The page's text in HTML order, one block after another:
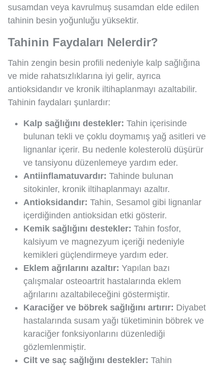
susamdan veya kavrulmuş susamdan elde edilen
tahinin besin yoğunluğu yüksektir.
Tahinin Faydaları Nelerdir?
Tahin zengin besin profili nedeniyle kalp sağlığına
ve mide rahatsızlıklarına iyi gelir, ayrıca
antioksidandır ve kronik iltihaplanmayı azaltabilir.
Tahinin faydaları şunlardır:
Kalp sağlığını destekler: Tahin içerisinde
bulunan tekli ve çoklu doymamış yağ asitleri ve
lignanlar içerir. Bu nedenle kolesterolü düşürür
ve tansiyonu düzenlemeye yardım eder.
Antiinflamatuvardır: Tahinde bulunan
sitokinler, kronik iltihaplanmayı azaltır.
Antioksidandır: Tahin, Sesamol gibi lignanlar
içerdiğinden antioksidan etki gösterir.
Kemik sağlığını destekler: Tahin fosfor,
kalsiyum ve magnezyum içeriği nedeniyle
kemikleri güçlendirmeye yardım eder.
Eklem ağrılarını azaltır: Yapılan bazı
çalışmalar osteoartrit hastalarında eklem
ağrılarını azaltabileceğini göstermiştir.
Karaciğer ve böbrek sağlığını artırır: Diyabet
hastalarında susam yağı tüketiminin böbrek ve
karaciğer fonksiyonlarını düzenlediği
gözlemlenmiştir.
Cilt ve saç sağlığını destekler: Tahin